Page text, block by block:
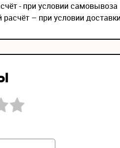
- при условии самовывоза
расчёт – при условии